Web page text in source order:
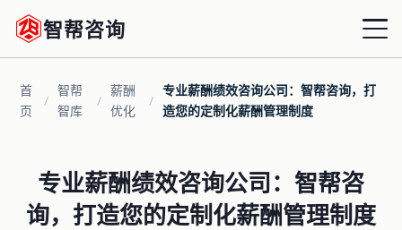
智帮咨询
首页
组织绩效
首
页
/
智帮
智库
/
薪酬
优化
/
专业薪酬绩效咨询公司：智帮咨询，打
造您的定制化薪酬管理制度
专业薪酬绩效咨询公司：智帮咨
询，打造您的定制化薪酬管理制度